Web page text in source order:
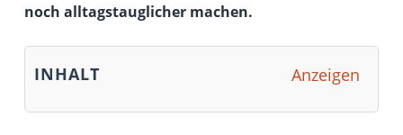
noch alltagstauglicher machen.
INHALT Anzeigen